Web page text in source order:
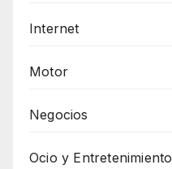
Internet
Motor
Negocios
Ocio y Entretenimiento